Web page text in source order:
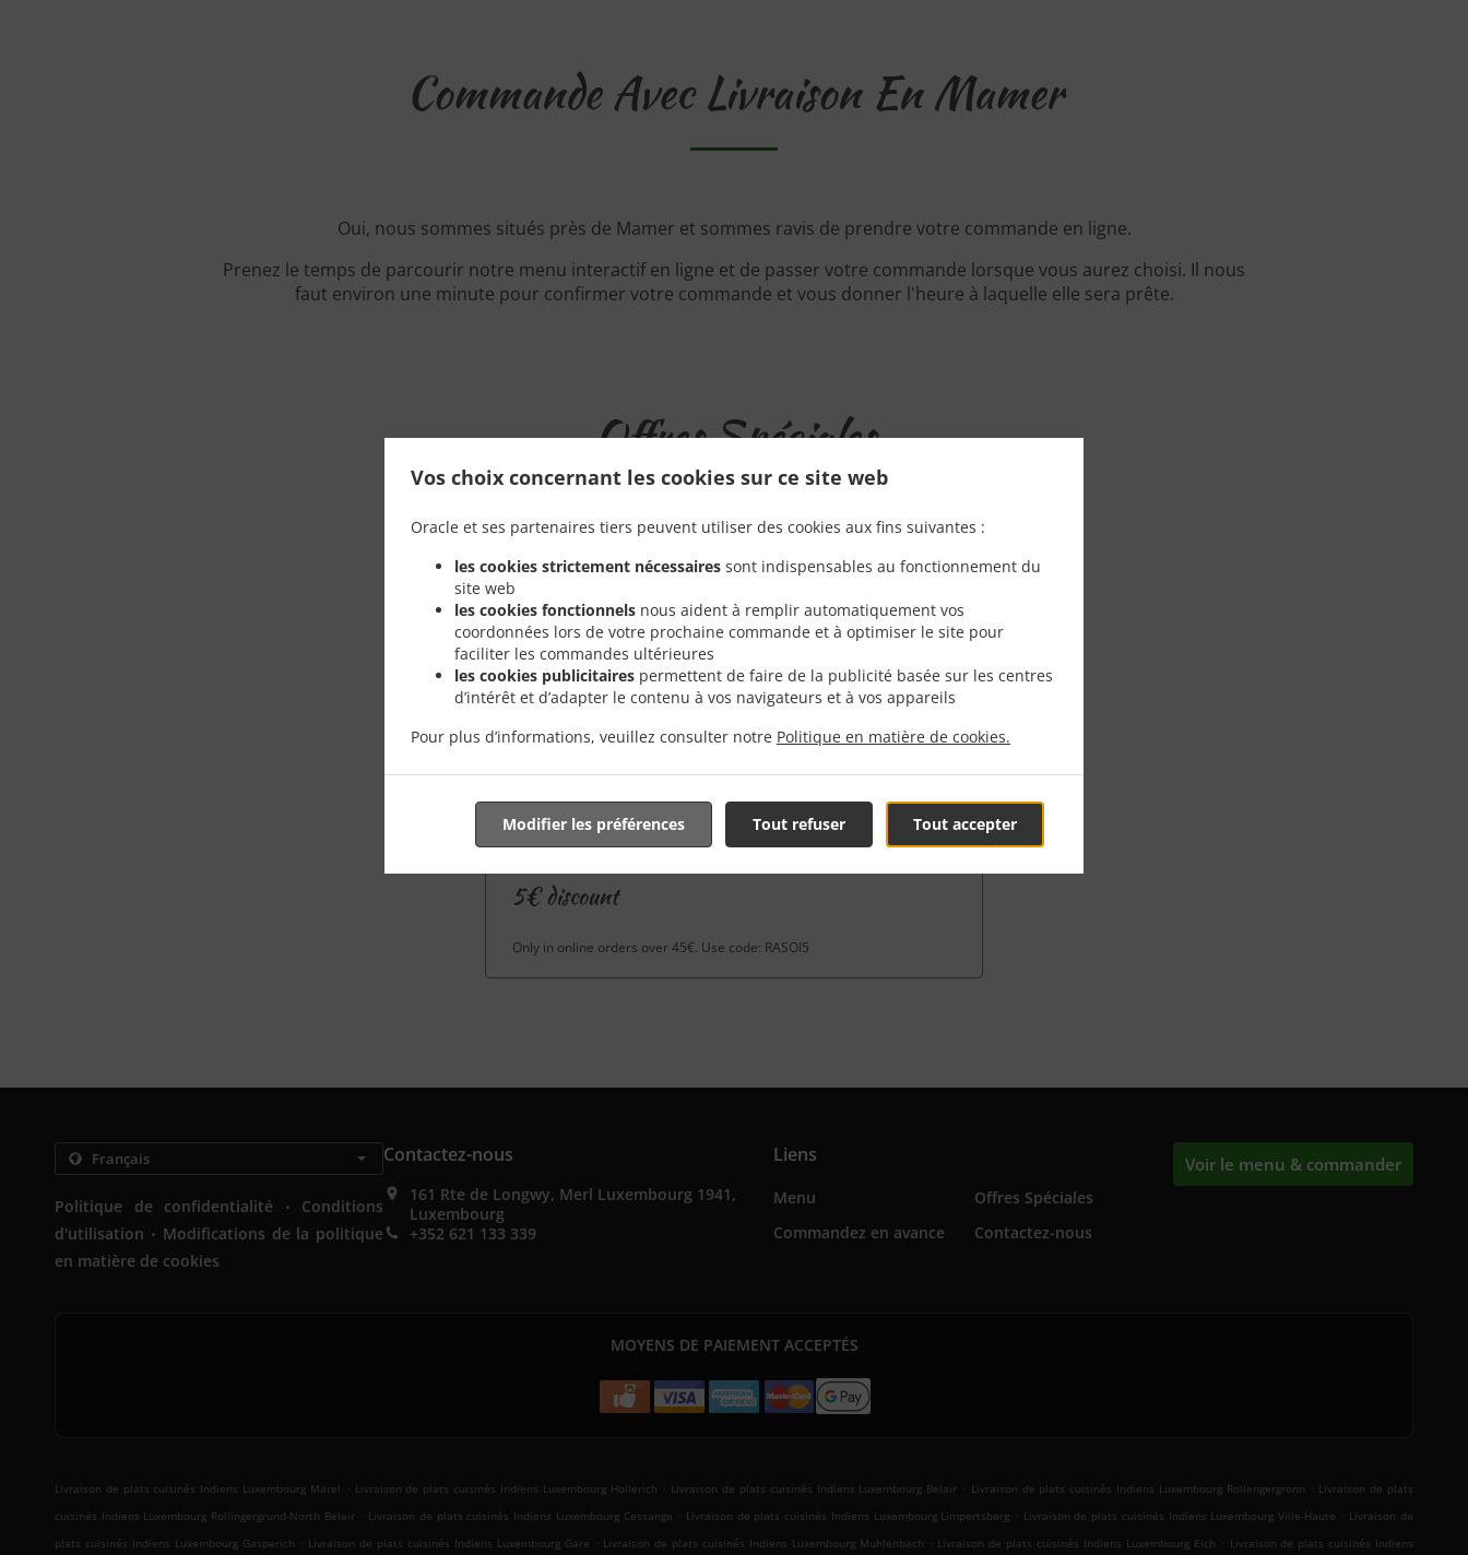
Vos choix concernant les cookies sur ce site web
Oracle et ses partenaires tiers peuvent utiliser des cookies aux fins suivantes :
les cookies strictement nécessaires sont indispensables au fonctionnement du
site web
les cookies fonctionnels nous aident à remplir automatiquement vos
coordonnées lors de votre prochaine commande et à optimiser le site pour
faciliter les commandes ultérieures
les cookies publicitaires permettent de faire de la publicité basée sur les centres
d’intérêt et d’adapter le contenu à vos navigateurs et à vos appareils
Pour plus d’informations, veuillez consulter notre Politique en matière de cookies.
Tout accepter
Tout refuser
Modifier les préférences
Commande Avec Livraison En Mamer
Oui, nous sommes situés près de Mamer et sommes ravis de prendre votre commande en ligne.
Prenez le temps de parcourir notre menu interactif en ligne et de passer votre commande lorsque vous aurez choisi. Il nous
faut environ une minute pour confirmer votre commande et vous donner l'heure à laquelle elle sera prête.
Offres Spéciales
5€ discount
Only in online orders over 45€. Use code: RASOI5
Politique de confidentialité .
Conditions
d'utilisation . Modifications de la politique
en matière de cookies
Contactez-nous
161 Rte de Longwy, Merl Luxembourg 1941,
Luxembourg
+352 621 133 339
Liens
Menu
Offres Spéciales
Commandez en avance
Contactez-nous
Voir le menu & commander
MOYENS DE PAIEMENT ACCEPTÉS
Livraison de plats cuisinés Indiens Luxembourg Märel . Livraison de plats cuisinés Indiens Luxembourg Hollerich . Livraison de plats cuisinés Indiens Luxembourg Belair . Livraison de plats cuisinés Indiens Luxembourg Rollengergronn . Livraison de plats
cuisinés Indiens Luxembourg Rollingergrund-North Belair . Livraison de plats cuisinés Indiens Luxembourg Cessange . Livraison de plats cuisinés Indiens Luxembourg Limpertsberg . Livraison de plats cuisinés Indiens Luxembourg Ville-Haute . Livraison de
plats cuisinés Indiens Luxembourg Gasperich . Livraison de plats cuisinés Indiens Luxembourg Gare . Livraison de plats cuisinés Indiens Luxembourg Muhlenbach . Livraison de plats cuisinés Indiens Luxembourg Eich . Livraison de plats cuisinés Indiens